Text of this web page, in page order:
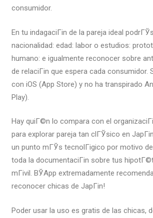
consumidor.
En tu indagaciГіn de la pareja ideal
nacionalidad: edad: labor o estudios:
humano: e igualmente reconocer sobre
de relaciГіn que espera cada consumidor.
con iOS (App Store) y no ha transpirado
Play).
Hay quiГ©n lo compara con el
para explorar pareja tan clГЎsico en
un punto mГЎs tecnolГіgico por motivo
toda la documentaciГіn sobre tus
mГіvil. ВЎApp extremadamente
reconocer chicas de JapГіn!
Poder usar la uso es gratis de las chicas,